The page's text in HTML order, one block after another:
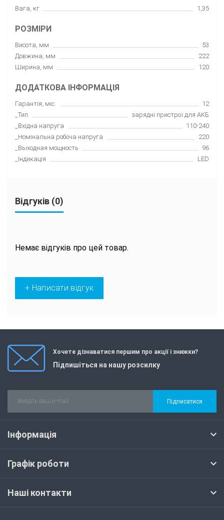
Вага, кг 1,35
РОЗМІРИ
Висота, мм
53
Довжина, мм
222
Ширина, мм
120
ДОДАТКОВА ІНФОРМАЦІЯ
Гарантія, міс.
12
_Тип
зарядні пристрої для АКБ
_Вхідна напруга
110-240
_Номінальна робоча напруга
220
_Выходная мощность
96
_Індикація
LED
Відгуків (0)
Немає відгуків про цей товар.
+ Написати відгук
Хочете дізнаватися першим про акції і знижки?
Підпишіться на нашу розсилку
Підписатися
Інформація
Графік роботи
Наші контакти